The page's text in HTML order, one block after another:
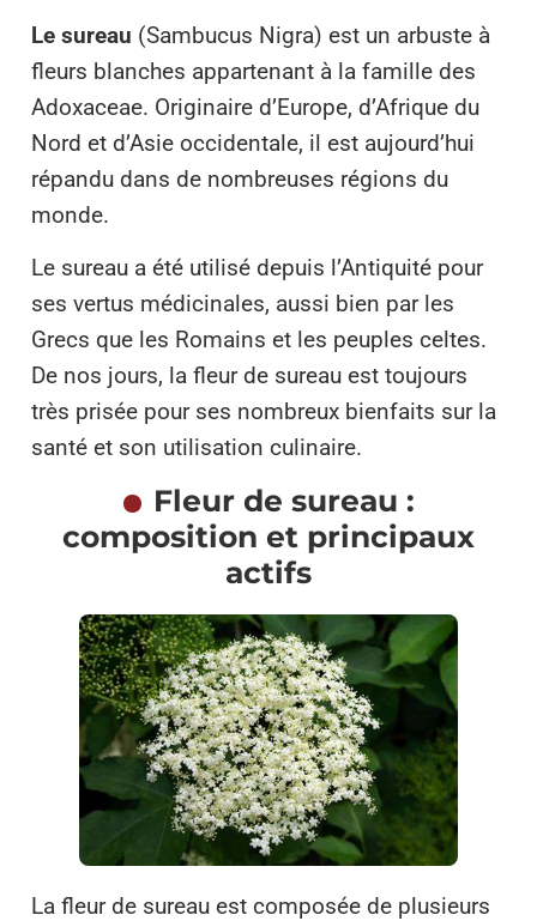
Le sureau (Sambucus Nigra) est un arbuste à
fleurs blanches appartenant à la famille des
Adoxaceae. Originaire d’Europe, d’Afrique du
Nord et d’Asie occidentale, il est aujourd’hui
répandu dans de nombreuses régions du
monde.
Le sureau a été utilisé depuis l’Antiquité pour
ses vertus médicinales, aussi bien par les
Grecs que les Romains et les peuples celtes.
De nos jours, la fleur de sureau est toujours
très prisée pour ses nombreux bienfaits sur la
santé et son utilisation culinaire.
Fleur de sureau :
composition et principaux
actifs
La fleur de sureau est composée de plusieurs